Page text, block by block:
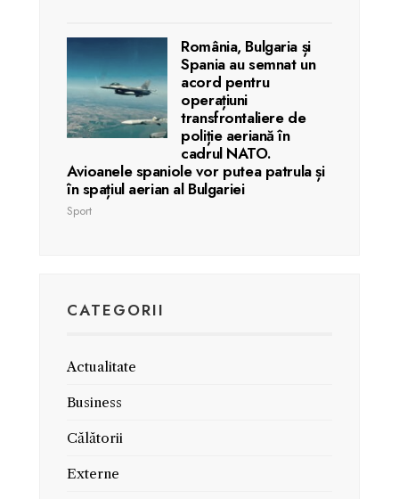
România, Bulgaria și
Spania au semnat un
acord pentru
operațiuni
transfrontaliere de
poliție aeriană în
cadrul NATO.
Avioanele spaniole vor putea patrula și
în spațiul aerian al Bulgariei
Sport
CATEGORII
Actualitate
Business
Călătorii
Externe